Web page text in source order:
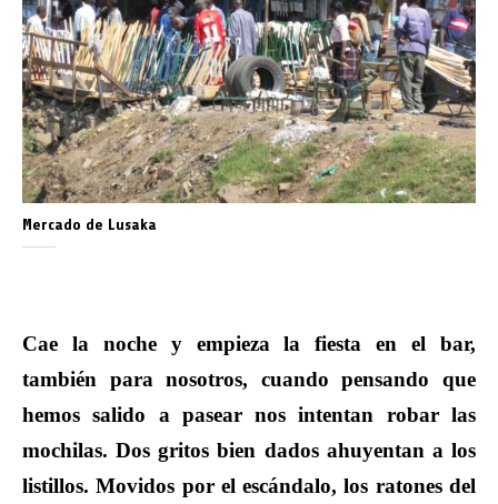
Mercado de Lusaka
Cae la noche y empieza la fiesta en el bar,
también para nosotros, cuando pensando que
hemos salido a pasear nos intentan robar las
mochilas. Dos gritos bien dados ahuyentan a los
listillos. Movidos por el escándalo, los ratones del